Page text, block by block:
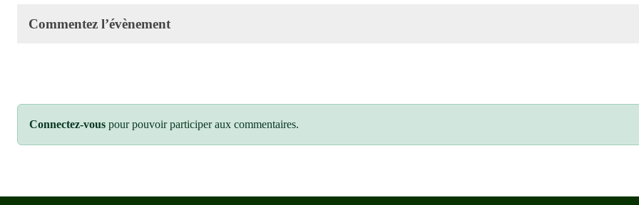
Commentez l’évènement
Connectez-vous pour pouvoir participer aux commentaires.